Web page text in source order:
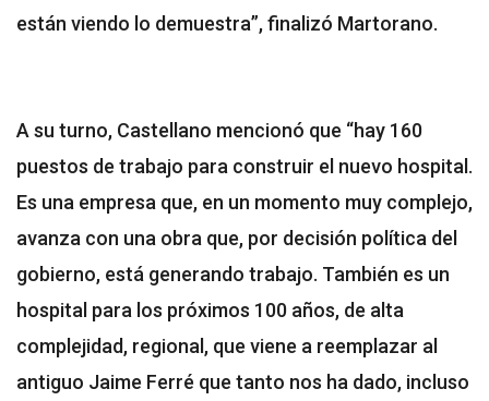
están viendo lo demuestra”, finalizó Martorano.
A su turno, Castellano mencionó que “hay 160
puestos de trabajo para construir el nuevo hospital.
Es una empresa que, en un momento muy complejo,
avanza con una obra que, por decisión política del
gobierno, está generando trabajo. También es un
hospital para los próximos 100 años, de alta
complejidad, regional, que viene a reemplazar al
antiguo Jaime Ferré que tanto nos ha dado, incluso